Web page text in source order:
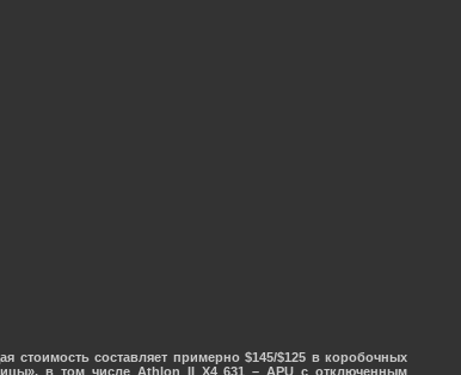
составляет примерно $145/$125 в коробочных
в том числе Athlon II X4 631 – APU с отключенным